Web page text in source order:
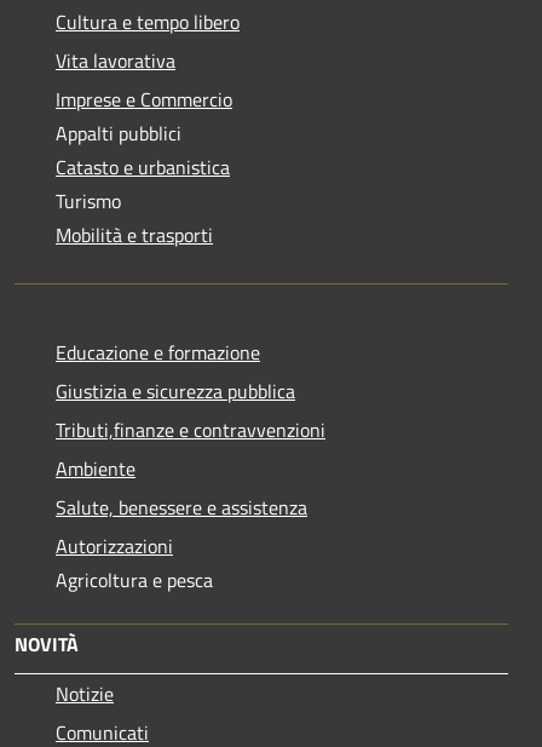
Cultura e tempo libero
Vita lavorativa
Imprese e Commercio
Appalti pubblici
Catasto e urbanistica
Turismo
Mobilità e trasporti
Educazione e formazione
Giustizia e sicurezza pubblica
Tributi,finanze e contravvenzioni
Ambiente
Salute, benessere e assistenza
Autorizzazioni
Agricoltura e pesca
NOVITÀ
Notizie
Comunicati